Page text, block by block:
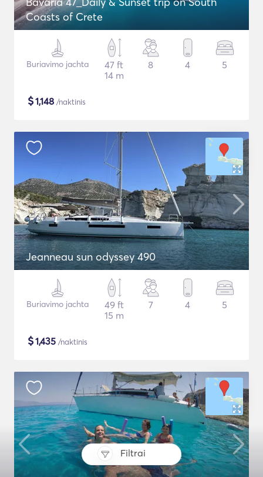
Filtrai
Coasts of Crete
Buriavimo jachta
47 ft
14 m
8 4 5
$1,148 /naktinis
Jeanneau sun odyssey 490
Buriavimo jachta
49 ft
15 m
7 4 5
$1,435 /naktinis